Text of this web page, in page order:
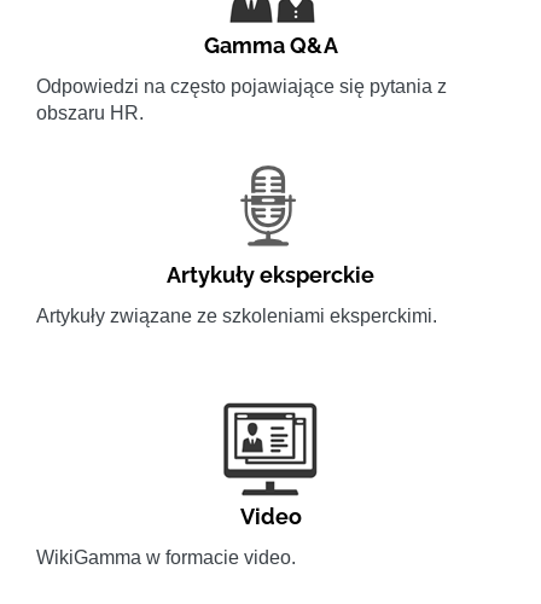
Gamma Q&A
Odpowiedzi na często pojawiające się pytania z
obszaru HR.
Artykuły eksperckie
Artykuły związane ze szkoleniami eksperckimi.
Video
WikiGamma w formacie video.